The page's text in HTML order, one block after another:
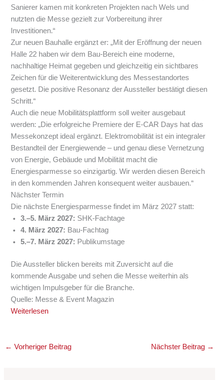
Sanierer kamen mit konkreten Projekten nach Wels und
nutzten die Messe gezielt zur Vorbereitung ihrer
Investitionen.“
Zur neuen Bauhalle ergänzt er:„Mit der Eröffnung der neuen
Halle 22 haben wir dem Bau-Bereich eine moderne,
nachhaltige Heimat gegeben und gleichzeitig ein sichtbares
Zeichen für die Weiterentwicklung des Messestandortes
gesetzt. Die positive Resonanz der Aussteller bestätigt diesen
Schritt.“
Auch die neue Mobilitätsplattform soll weiter ausgebaut
werden:„Die erfolgreiche Premiere der E-CAR Days hat das
Messekonzept ideal ergänzt. Elektromobilität ist ein integraler
Bestandteil der Energiewende – und genau diese Vernetzung
von Energie, Gebäude und Mobilität macht die
Energiesparmesse so einzigartig. Wir werden diesen Bereich
in den kommenden Jahren konsequent weiter ausbauen.“
Nächster Termin
Die nächste Energiesparmesse findet im März 2027 statt:
3.–5. März 2027: SHK-Fachtage
4. März 2027: Bau-Fachtag
5.–7. März 2027: Publikumstage
Die Aussteller blicken bereits mit Zuversicht auf die
kommende Ausgabe und sehen die Messe weiterhin als
wichtigen Impulsgeber für die Branche.
Quelle: Messe & Event Magazin
Weiterlesen
← Vorheriger Beitrag Nächster Beitrag →